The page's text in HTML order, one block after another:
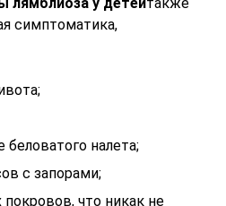
симптоматика,
налета;
с запорами;
что никак не